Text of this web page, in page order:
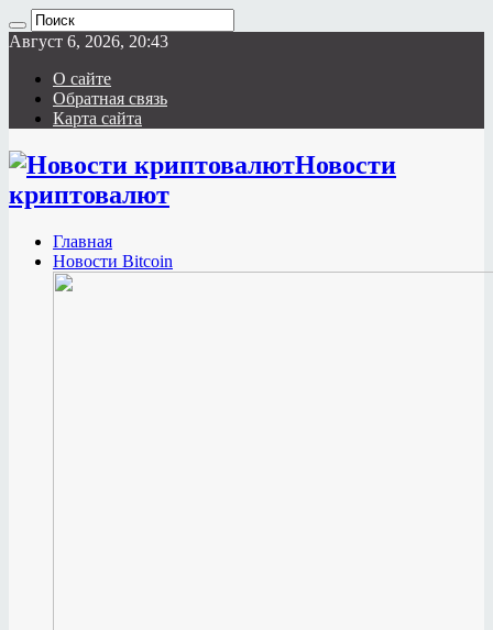
Август 6, 2026, 20:43
О сайте
Обратная связь
Карта сайта
Новости
криптовалют
Главная
Новости Bitcoin